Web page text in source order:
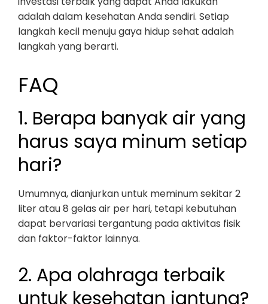
adalah dalam kesehatan Anda sendiri. Setiap
langkah kecil menuju gaya hidup sehat adalah
langkah yang berarti.
FAQ
1. Berapa banyak air yang
harus saya minum setiap
hari?
Umumnya, dianjurkan untuk meminum sekitar 2
liter atau 8 gelas air per hari, tetapi kebutuhan
dapat bervariasi tergantung pada aktivitas fisik
dan faktor-faktor lainnya.
2. Apa olahraga terbaik
untuk kesehatan jantung?